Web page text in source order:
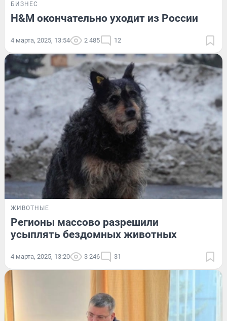
БИЗНЕС
H&M окончательно уходит из России
4 марта, 2025, 13:54 2 485 12
ЖИВОТНЫЕ
Регионы массово разрешили
усыплять бездомных животных
4 марта, 2025, 13:20 3 246 31